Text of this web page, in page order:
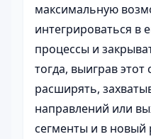
максимальную
интегрироваться в
процессы и
тогда, выиграв
расширять,
направлений или
сегменты и в новый